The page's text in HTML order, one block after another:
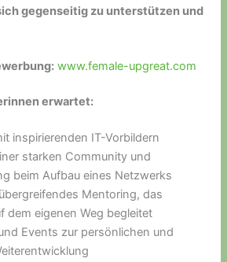
gegenseitig zu unterstützen und
www.female-upgreat.com
erwartet:
inspirierenden IT-Vorbildern
starken Community und
beim Aufbau eines Netzwerks
Mentoring, das
dem eigenen Weg begleitet
Events zur persönlichen und